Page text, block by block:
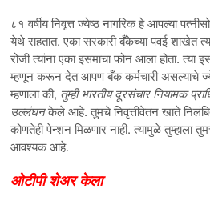
८१ वर्षीय निवृत्त ज्येष्ठ नागरिक हे आपल्या
येथे राहतात. एका सरकारी बँकेच्या पवई शाखेत
रोजी त्यांना एका इसमाचा फोन आला होता.
म्हणून करून देत आपण बँक कर्मचारी असल्याचे
म्हणाला की, तुम्हीभारतीय दूरसंचार नियामक
उल्लंघनकेले आहे. तुमचे निवृत्तीवेतन खाते
कोणतेही पेन्शन मिळणार नाही. त्यामुळे तुम्हाला
आवश्यक आहे.
ओटीपी शेअर केला